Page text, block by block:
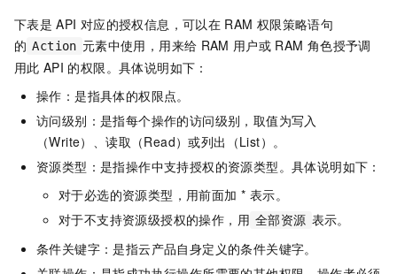
下表是 API 对应的授权信息，可以在 RAM 权限策略语句
的 Action 元素中使用，用来给 RAM 用户或 RAM 角色授予调
用此 API 的权限。具体说明如下：
操作：是指具体的权限点。
访问级别：是指每个操作的访问级别，取值为写入
（Write）、读取（Read）或列出（List）。
资源类型：是指操作中支持授权的资源类型。具体说明如下：
对于必选的资源类型，用前面加 * 表示。
对于不支持资源级授权的操作，用 全部资源 表示。
条件关键字：是指云产品自身定义的条件关键字。